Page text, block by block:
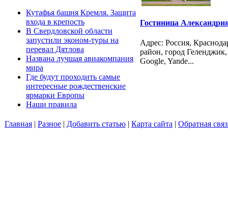
Кутафья башня Кремля. Защита
входа в крепость
В Свердловской области
запустили эконом-туры на
перевал Дятлова
Названа лучшая авиакомпания
мира
Где будут проходить самые
интересные рождественские
ярмарки Европы
Наши правила
Гостиница
Адрес: Россия,
район, город
Google, Yande...
Главная | Разное | Добавить статью | Карта сайта | Обратная